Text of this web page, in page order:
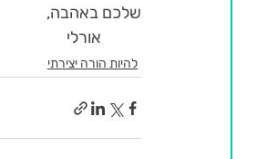
שלכם באהבה,
להיות הורה יצירתי